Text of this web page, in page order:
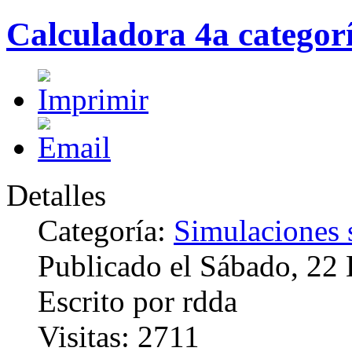
Calculadora 4a
Detalles
Categoría: Simulaciones
Publicado el Sábado,
Escrito por rdda
Visitas: 2711